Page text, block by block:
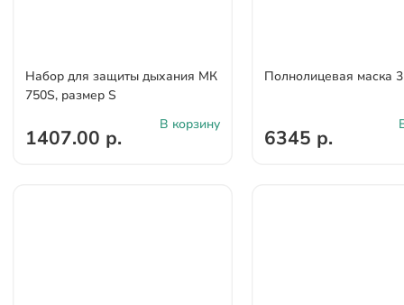
Набор для защиты дыхания МК
750S, размер S
1407.00 р.
В корзину
Полнолицевая маска
6345 р.